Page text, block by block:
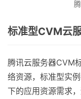
标准型CVM云
腾讯云服务器CVM
络资源，标准型实
下的应用资源需求